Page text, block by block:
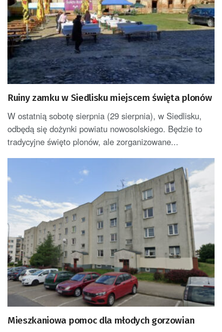
Ruiny zamku w Siedlisku miejscem święta plonów
W ostatnią sobotę sierpnia (29 sierpnia), w Siedlisku,
odbędą się dożynki powiatu nowosolskiego. Będzie to
tradycyjne święto plonów, ale zorganizowane...
Mieszkaniowa pomoc dla młodych gorzowian